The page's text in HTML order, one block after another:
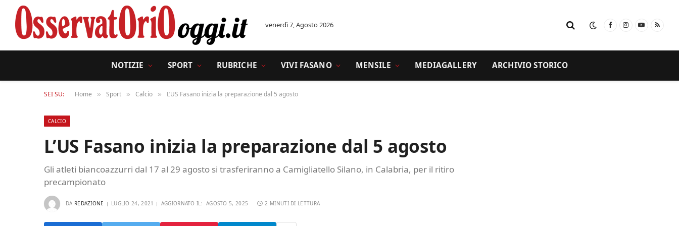
venerdì 7, Agosto 2026 FacebookInstagram
YouTube
RSS
NOTIZIE SPORT RUBRICHE VIVI FASANO MENSILE MEDIAGALLERY ARCHIVIO STORICO
SEI SU: Home » Sport » Calcio » L’US Fasano inizia la preparazione dal 5 agosto
CALCIO
L’US Fasano inizia la preparazione dal 5 agosto
Gli atleti biancoazzurri dal 17 al 29 agosto si trasferiranno a Camigliatello Silano, in Calabria, per il ritiro
precampionato
DA REDAZIONE LUGLIO 24, 2021 AGGIORNATO IL: AGOSTO 5, 2025 2 MINUTI DI LETTURA